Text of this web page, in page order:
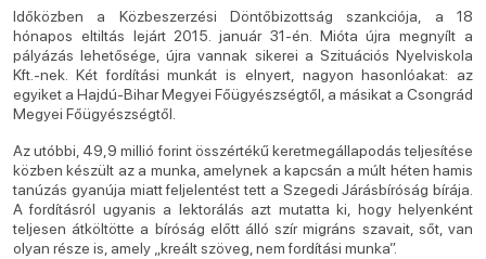
Időközben a Közbeszerzési Döntőbizottság szankciója, a 18
hónapos eltiltás lejárt 2015. január 31-én. Mióta újra megnyílt a
pályázás lehetősége, újra vannak sikerei a Szituációs Nyelviskola
Kft.-nek. Két fordítási munkát is elnyert, nagyon hasonlóakat: az
egyiket a Hajdú-Bihar Megyei Főügyészségtől, a másikat a Csongrád
Megyei Főügyészségtől.
Az utóbbi, 49,9 millió forint összértékű keretmegállapodás teljesítése
közben készült az a munka, amelynek a kapcsán a múlt héten hamis
tanúzás gyanúja miatt feljelentést tett a Szegedi Járásbíróság bírája.
A fordításról ugyanis a lektorálás azt mutatta ki, hogy helyenként
teljesen átköltötte a bíróság előtt álló szír migráns szavait, sőt, van
olyan része is, amely „kreált szöveg, nem fordítási munka”.